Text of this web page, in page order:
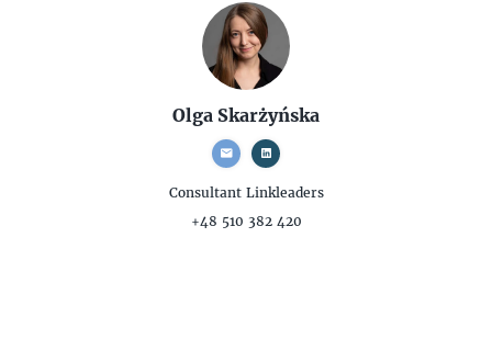
Olga Skarżyńska
ConsultantLinkleaders
+48 510 382 420